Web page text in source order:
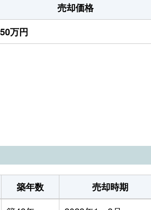
売却価格
万円
築年数
売却時期